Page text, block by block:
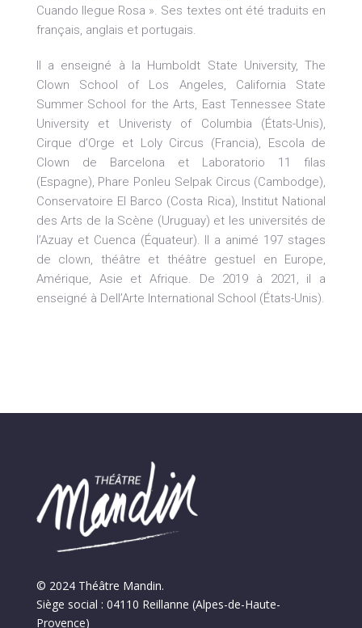
Cuando llegue Rosa ». Ses textes ont été traduits en
français, anglais et portugais.
Il a enseigné à la Humboldt State University, The
Clown School of Los Angeles, California State
Summer School for the Arts, East Tennessee State
University et Univeristy of Columbia (États-Unis),
Cirque d’Orge et Loly Circus (Francia), Escola de
Clown de Barcelona et Laboratorio 11 filas
(Espagne), Phare Ponleu Selpak Circus (Cambodge),
Conservatoire El Barco (Costa Rica), Institut National
des Arts de la Scène (Uruguay) et les universités de
l’Azuay et Cuenca (Équateur). Il a animé 197 stages
de clown, théâtre et théâtre gestuel en Europe,
Amérique, Asie et Afrique. De 2019 à 2021, il a
enseigné à Dell’Arte International School (États-Unis).
© 2024 Théâtre Mandin.
Siège social : 04110 Reillanne (Alpes-de-Haute-
Provence)